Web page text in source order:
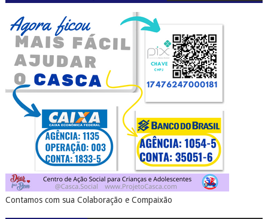
Contamos com sua Colaboração e Compaixão